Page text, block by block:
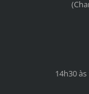
14h30